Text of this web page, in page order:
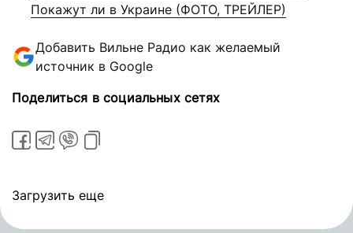
Покажут ли в Украине (ФОТО, ТРЕЙЛЕР)
Добавить Вильне Радио как желаемый
источник в Google
Поделиться в социальных сетях
Загрузить еще